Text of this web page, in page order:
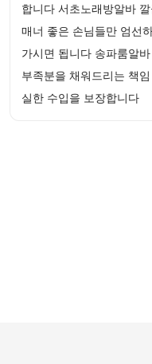
합니다 서초노래방알바
매너 좋은 손님들만 엄선
가시면 됩니다 송파룸알
부족분을 채워드리는 책
실한 수입을 보장합니다